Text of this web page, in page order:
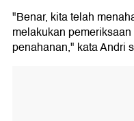
"Benar, kita telah
melakukan
penahanan," kata Andri